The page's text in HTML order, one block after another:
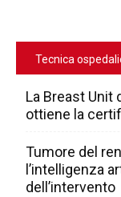
Tecnica
La Breast Unit
ottiene la
Tumore del
l’intelligenza
dell’intervento